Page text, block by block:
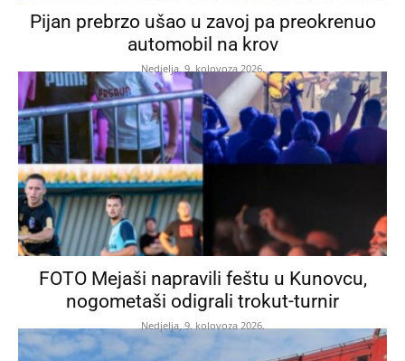
Pijan prebrzo ušao u zavoj pa preokrenuo
automobil na krov
Nedjelja, 9. kolovoza 2026.
FOTO Mejaši napravili feštu u Kunovcu,
nogometaši odigrali trokut-turnir
Nedjelja, 9. kolovoza 2026.